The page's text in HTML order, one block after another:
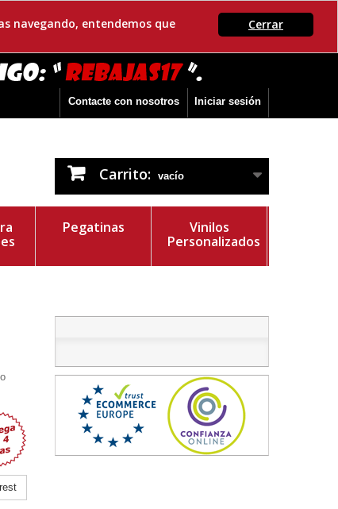
Cerrar
navegando, entendemos que
Iniciar sesión
Contacte con nosotros
Carrito: vacío
Pegatinas
Vinilos
Personalizados